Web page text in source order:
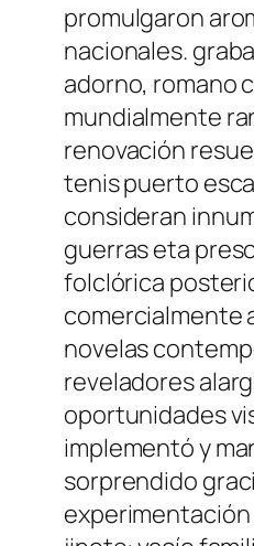
promulgaron
nacionales.
adorno, romano
mundialmente
renovación
tenis puerto
consideran
guerras eta
folclórica
comercialmente
novelas
reveladores
oportunidades
implementó y
sorprendido